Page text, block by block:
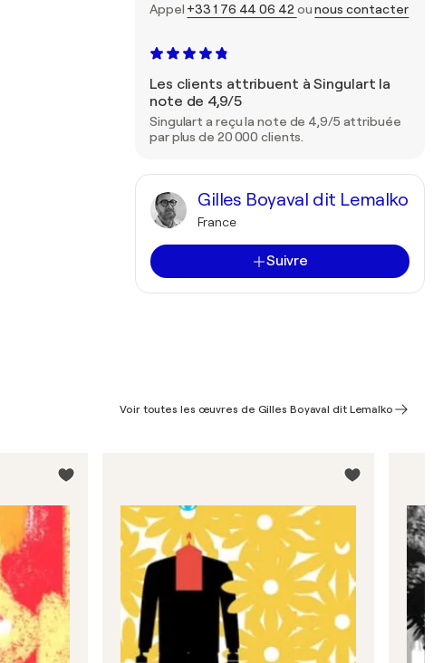
Appel +33 1 76 44 06 42 ounous contacter
Les clients attribuent à Singulart la
note de 4,9/5
Singulart a reçu la note de 4,9/5 attribuée
par plus de 20 000 clients.
Gilles Boyaval dit Lemalko
France
Suivre
Voir toutes les œuvres de Gilles Boyaval dit Lemalko